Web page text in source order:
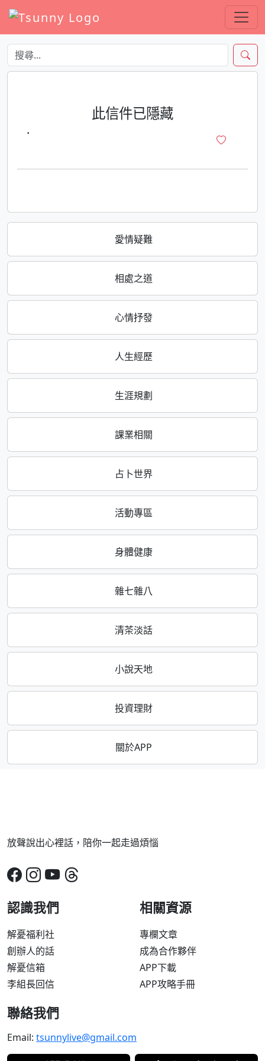
愛情疑難
相處之道
心情抒發
人生經歷
生涯規劃
課業相關
占卜世界
活動專區
身體健康
雜七雜八
清茶淡話
小說天地
投資理財
關於APP
此信件已隱藏
·
放聲說出心裡話，陪你一起走過煩惱
認識我們
解憂福利社
創辦人的話
解憂信箱
李組長回信
相關資源
專欄文章
成為合作夥伴
APP下載
APP攻略手冊
聯絡我們
Email: tsunnylive@gmail.com